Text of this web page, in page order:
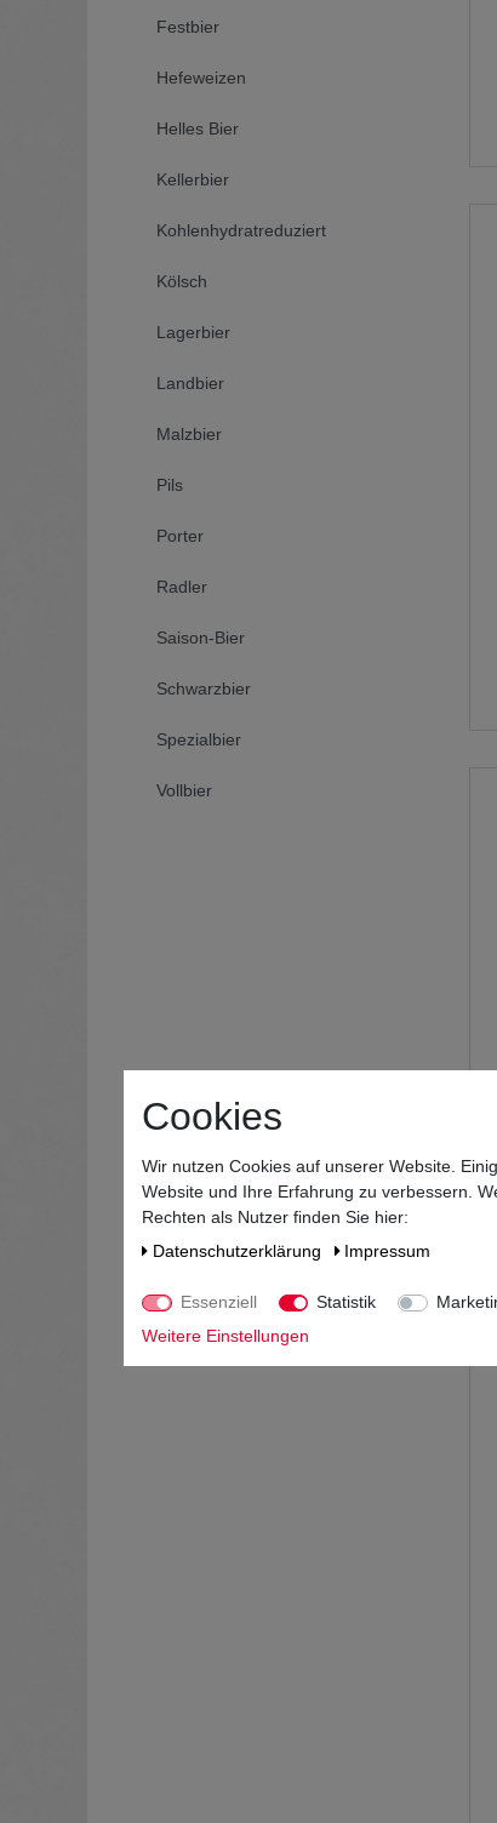
Festbier
Hefeweizen
Helles Bier
Kellerbier
Kohlenhydratreduziert
Kölsch
Lagerbier
Landbier
Malzbier
Pils
Porter
Radler
Saison-Bier
Schwarzbier
Spezialbier
Vollbier
Cookies
Wir nutzen Cookies auf unserer Website.
Website und Ihre Erfahrung zu verbessern.
Rechten als Nutzer finden Sie hier:
Daten­schutz­erklärung
Impressum
Essenziell Statistik
Weitere Einstellungen